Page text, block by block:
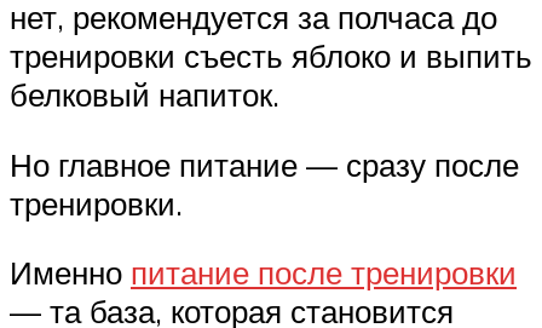
нет, рекомендуется за полчаса до
тренировки съесть яблоко и выпить
белковый напиток.
Но главное питание — сразу после
тренировки.
Именно питание после тренировки
— та база, которая становится